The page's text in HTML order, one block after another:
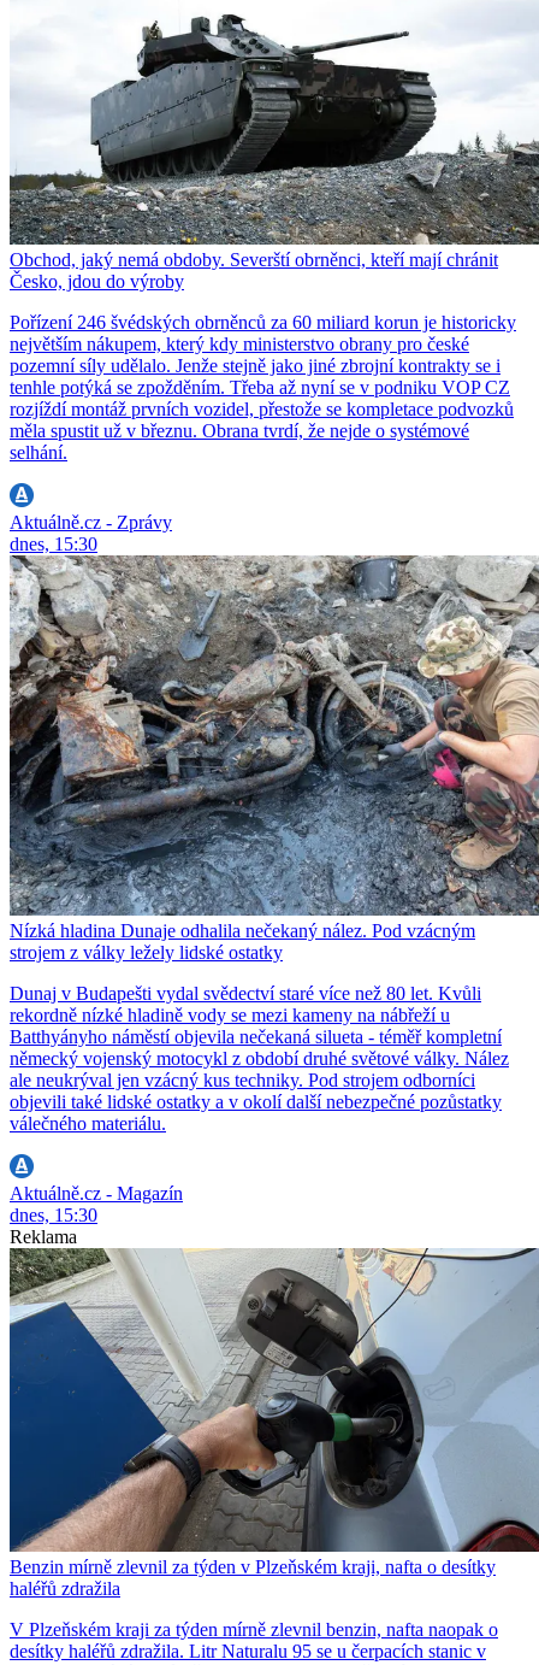
Obchod, jaký nemá obdoby. Severští obrněnci, kteří mají chránit
Česko, jdou do výroby
Pořízení 246 švédských obrněnců za 60 miliard korun je historicky
největším nákupem, který kdy ministerstvo obrany pro české
pozemní síly udělalo. Jenže stejně jako jiné zbrojní kontrakty se i
tenhle potýká se zpožděním. Třeba až nyní se v podniku VOP CZ
rozjíždí montáž prvních vozidel, přestože se kompletace podvozků
měla spustit už v březnu. Obrana tvrdí, že nejde o systémové
selhání.
Aktuálně.cz - Zprávy
dnes, 15:30
Nízká hladina Dunaje odhalila nečekaný nález. Pod vzácným
strojem z války ležely lidské ostatky
Dunaj v Budapešti vydal svědectví staré více než 80 let. Kvůli
rekordně nízké hladině vody se mezi kameny na nábřeží u
Batthyányho náměstí objevila nečekaná silueta - téměř kompletní
německý vojenský motocykl z období druhé světové války. Nález
ale neukrýval jen vzácný kus techniky. Pod strojem odborníci
objevili také lidské ostatky a v okolí další nebezpečné pozůstatky
válečného materiálu.
Aktuálně.cz - Magazín
dnes, 15:30
Reklama
Benzin mírně zlevnil za týden v Plzeňském kraji, nafta o desítky
haléřů zdražila
V Plzeňském kraji za týden mírně zlevnil benzin, nafta naopak o
desítky haléřů zdražila. Litr Naturalu 95 se u čerpacích stanic v